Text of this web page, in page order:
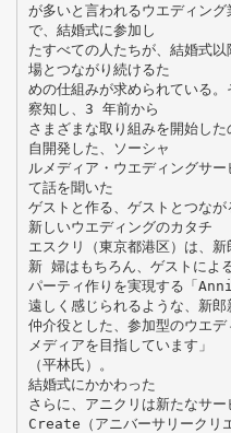
が多いと言われるウエディン
で、結婚式に参加し
たすべての人たちが、結婚式
場とつながり続けるた
めの仕組みが求められている
察知し、3 年前から
さまざまな取り組みを開始し
自開発した、ソーシャ
ルメディア・ウエディングサ
て話を聞いた
ゲストと作る、ゲストとつなが
新しいウエディングのカタチ
エスクリ（東京都港区）は、新
新 婦はもちろん、ゲストによ
パーティ作りを実現する「
遠しく感じられるような、新郎
仲介役とした、参加型のウエデ
メディアを目指しています」
（平林氏）。
結婚式にかかわった
さらに、アニクリは新たなサー
Create（アニバーサリークリ